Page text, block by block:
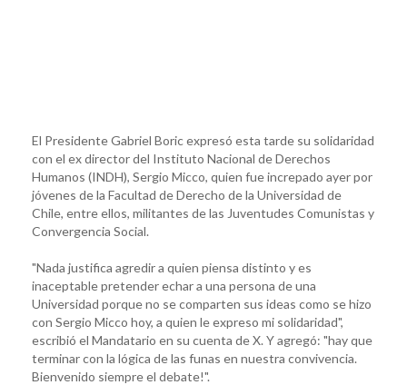
El Presidente Gabriel Boric expresó esta tarde su solidaridad
con el ex director del Instituto Nacional de Derechos
Humanos (INDH), Sergio Micco, quien fue increpado ayer por
jóvenes de la Facultad de Derecho de la Universidad de
Chile, entre ellos, militantes de las Juventudes Comunistas y
Convergencia Social.
"Nada justifica agredir a quien piensa distinto y es
inaceptable pretender echar a una persona de una
Universidad porque no se comparten sus ideas como se hizo
con Sergio Micco hoy, a quien le expreso mi solidaridad",
escribió el Mandatario en su cuenta de X. Y agregó: "hay que
terminar con la lógica de las funas en nuestra convivencia.
Bienvenido siempre el debate!".